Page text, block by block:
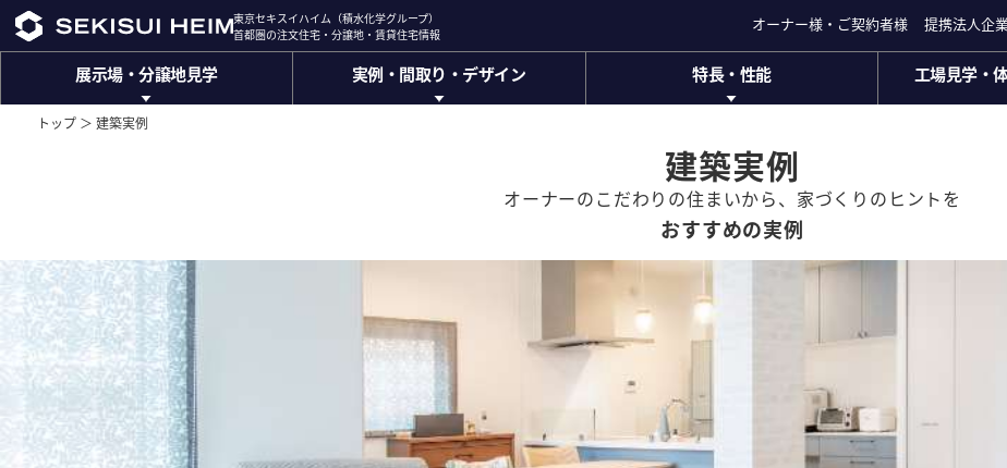
東京セキスイハイム（積水化学グループ）
首都圏の注文住宅・分譲地・賃貸住宅情報
オーナー様・ご契約者様 提携法人企
展示場・分譲地見学 実例・間取り・デザイン 特長・性能 工場見学・
東京セキスイハイム（積水化学グループ）
首都圏の注文住宅・分譲地・賃貸住宅情報
オーナー様・ご契約者様 提携法人企
展示場・分譲地見学
展示場
(ハイグレード注文住宅)
分譲地
東京都
神奈川県
千葉県
埼玉県
山梨県
分譲総合サイトはこちら
ザ・デザイナーズハイム
実例・間取り・デザイン
インテリアデザイン
(外構計画)
INTERIOR GALLARY
(インテリアギャラリー)
特長・性能
商品ラインナップ
アフターサポート長期保証
工場見学・
トップ ＞ 建築実例
建築実例
オーナーのこだわりの住まいから、 家づくりのヒントを
おすすめの実例